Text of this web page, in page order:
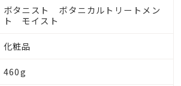
ボタニスト ボタニカルトリートメン
ト モイスト
化粧品
460g